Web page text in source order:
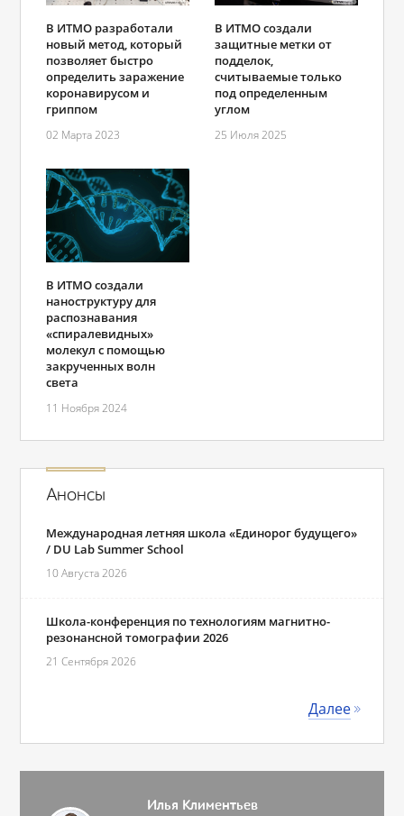
В ИТМО разработали
новый метод, который
позволяет быстро
определить заражение
коронавирусом и
гриппом
02 Марта 2023
В ИТМО создали
защитные метки от
подделок,
считываемые только
под определенным
углом
25 Июля 2025
В ИТМО создали
наноструктуру для
распознавания
«спиралевидных»
молекул с помощью
закрученных волн
света
11 Ноября 2024
Анонсы
Международная летняя школа «Единорог будущего»
/ DU Lab Summer School
10 Августа 2026
Школа-конференция по технологиям магнитно-
резонансной томографии 2026
21 Сентября 2026
Далее
Илья Климентьев